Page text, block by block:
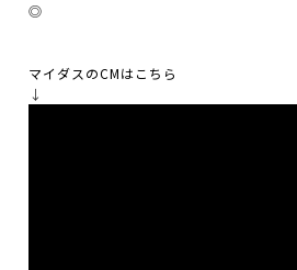
◎
マイダスのCMはこちら
↓